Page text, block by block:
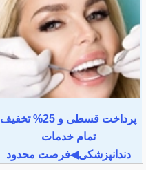
پرداخت قسطی و 25% تخفیف
تمام خدمات
دندانپزشکی◀فرصت محدود